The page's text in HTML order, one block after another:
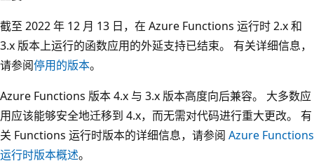
截至 2022 年 12 月 13 日，在 Azure Functions 运行时 2.x 和
3.x 版本上运行的函数应用的外延支持已结束。 有关详细信息，
请参阅停用的版本。
Azure Functions 版本 4.x 与 3.x 版本高度向后兼容。 大多数应
用应该能够安全地迁移到 4.x，而无需对代码进行重大更改。 有
关 Functions 运行时版本的详细信息，请参阅 Azure Functions
运行时版本概述。